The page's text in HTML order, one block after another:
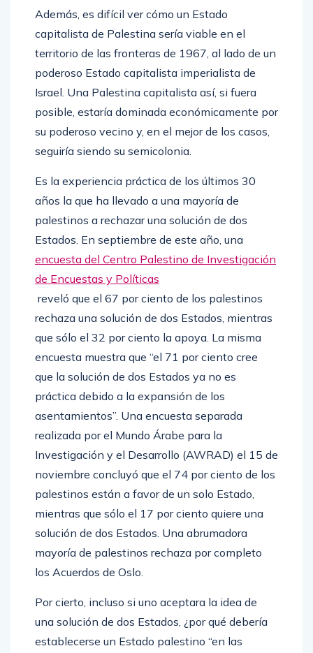
Además, es difícil ver cómo un Estado
capitalista de Palestina sería viable en el
territorio de las fronteras de 1967, al lado de un
poderoso Estado capitalista imperialista de
Israel. Una Palestina capitalista así, si fuera
posible, estaría dominada económicamente por
su poderoso vecino y, en el mejor de los casos,
seguiría siendo su semicolonia.
Es la experiencia práctica de los últimos 30
años la que ha llevado a una mayoría de
palestinos a rechazar una solución de dos
Estados. En septiembre de este año, una
encuesta del Centro Palestino de Investigación
de Encuestas y Políticas
reveló que el 67 por ciento de los palestinos
rechaza una solución de dos Estados, mientras
que sólo el 32 por ciento la apoya. La misma
encuesta muestra que “el 71 por ciento cree
que la solución de dos Estados ya no es
práctica debido a la expansión de los
asentamientos”. Una encuesta separada
realizada por el Mundo Árabe para la
Investigación y el Desarrollo (AWRAD) el 15 de
noviembre concluyó que el 74 por ciento de los
palestinos están a favor de un solo Estado,
mientras que sólo el 17 por ciento quiere una
solución de dos Estados. Una abrumadora
mayoría de palestinos rechaza por completo
los Acuerdos de Oslo.
Por cierto, incluso si uno aceptara la idea de
una solución de dos Estados, ¿por qué debería
establecerse un Estado palestino “en las